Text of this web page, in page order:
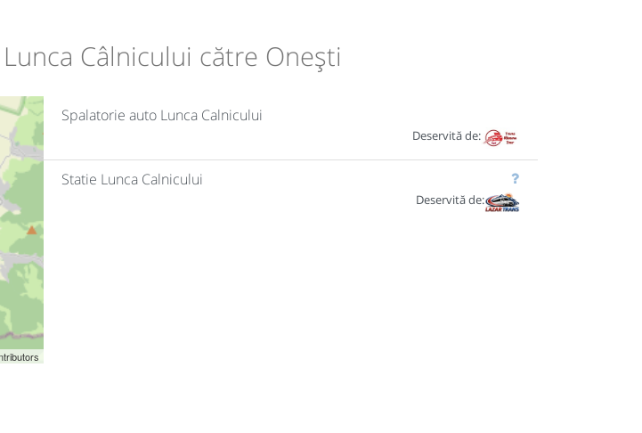
Câlnicului către Onești
Spalatorie auto Lunca Calnicului
Deservită de:
Statie Lunca Calnicului
Deservită de: